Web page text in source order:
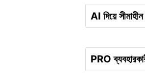
AI দিয়ে
PRO